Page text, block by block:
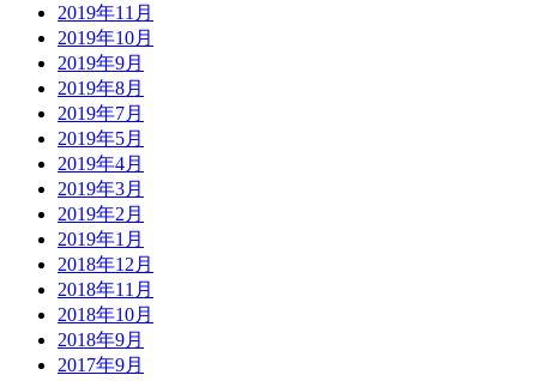
2019年11月
2019年10月
2019年9月
2019年8月
2019年7月
2019年5月
2019年4月
2019年3月
2019年2月
2019年1月
2018年12月
2018年11月
2018年10月
2018年9月
2017年9月